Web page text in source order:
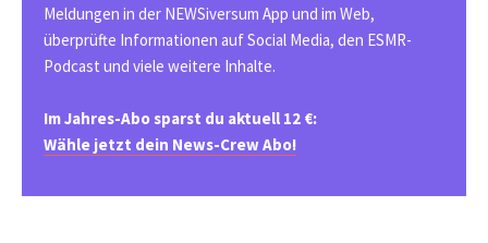
Meldungen in der NEWSiversum App und im Web,
überprüfte Informationen auf Social Media, den ESMR-
Podcast und viele weitere Inhalte.
Im Jahres-Abo sparst du aktuell 12 €:
Wähle jetzt dein News-Crew Abo!